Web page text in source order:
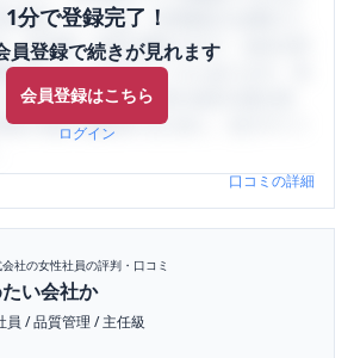
1分で登録完了！
員登録で続きが見れます
会員登録はこちら
ログイン
シーハブ)は、女性限定の企業口コ
。給与面・女性の働きやすさ・会社の評
は気にすべき点がたくさんあります。先
口コミを通して、本当の会社の姿を知
在の悩みを解消するために、ぜひサイト
口コミの詳細
会社の女性社員の評判・口コミ
い会社か
員 /品質管理 /主任級